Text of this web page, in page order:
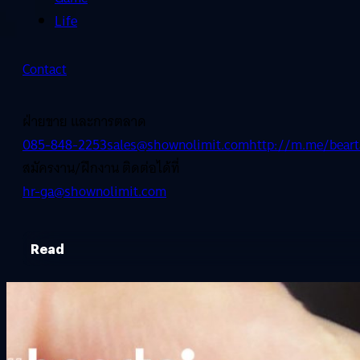
Life
Contact
ฝ่ายขาย และการตลาด
085-848-2253sales@shownolimit.comhttp://m.me/
สมัครงาน/ฝึกงาน ติดต่อได้ที่
hr-ga@shownolimit.com
Read